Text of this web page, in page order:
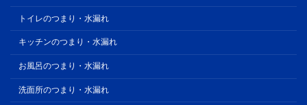
トイレのつまり・水漏れ
キッチンのつまり・水漏れ
お風呂のつまり・水漏れ
洗面所のつまり・水漏れ